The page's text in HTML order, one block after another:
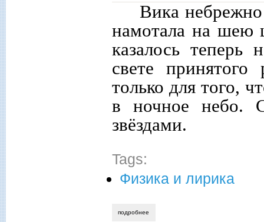
Вика небрежно
намотала на шею
казалось
свете
только для того,
в ночное небо.
звёздами.
Tags:
Физика и лирика
подробнее